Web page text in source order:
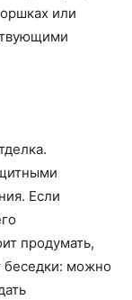
или
Если
продумать,
беседки: можно